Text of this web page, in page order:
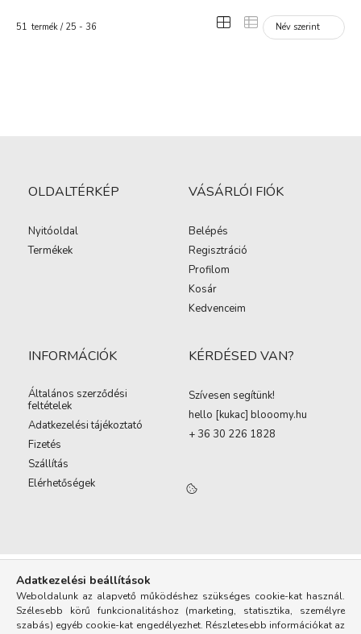
51 termék 25 36
OLDALTÉRKÉP
Nyitóoldal
Termékek
VÁSÁRLÓI FIÓK
Belépés
Regisztráció
Profilom
Kosár
Kedvenceim
INFORMÁCIÓK
Általános szerződési
feltételek
Adatkezelési tájékoztató
Fizetés
Szállítás
Elérhetőségek
KÉRDÉSED VAN?
Szívesen segítünk!
hello [kukac] blooomy.hu
+ 36 30 226 1828
Adatkezelési beállítások
Weboldalunk az alapvető működéshez szükséges cookie-kat használ.
Szélesebb körű funkcionalitáshoz (marketing, statisztika, személyre
szabás) egyéb cookie-kat engedélyezhet. Részletesebb információkat az